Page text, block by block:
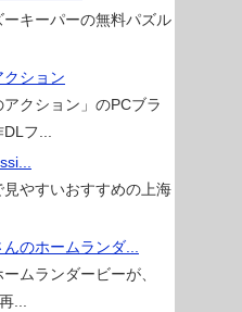
キーパーの無料パズル
クション
アクション」のPCブラ
DLフ...
見やすいおすすめの上海
んのホームランダ...
ムランダービーが、
...